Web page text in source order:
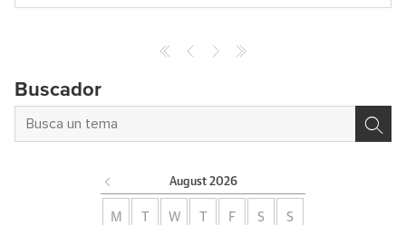
Buscador
August 2026
M W F S S